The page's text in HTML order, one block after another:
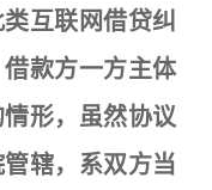
互联网借贷纠
款方一方主体
形，虽然协议
辖，系双方当